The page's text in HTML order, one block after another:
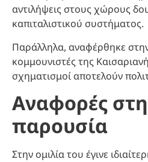
αντιλήψεις στους χώρους
καπιταλιστικού συστήματος.
Παράλληλα, αναφέρθηκε στην
κομμουνιστές της
σχηματισμοί αποτελούν
Αναφορές
παρουσία
Στην ομιλία του έγινε